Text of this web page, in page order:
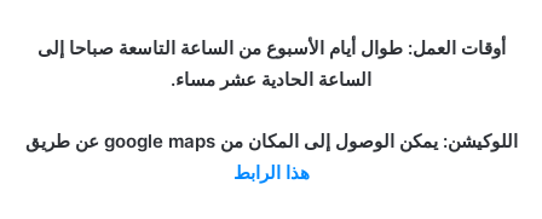
أوقات العمل: طوال أيام الأسبوع من الساعة التاسعة صباحا إلى
الساعة الحادية عشر مساء.
اللوكيشن: يمكن الوصول إلى المكان من google maps عن طريق
هذا الرابط